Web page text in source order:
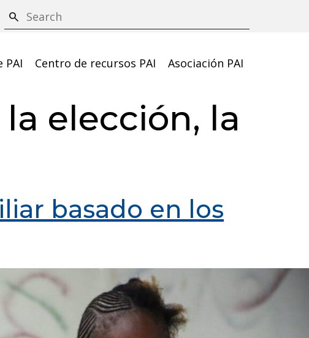
S
e
r
search
PAI Centro de recursos PAI Asociación PAI
elección, la
basado en los